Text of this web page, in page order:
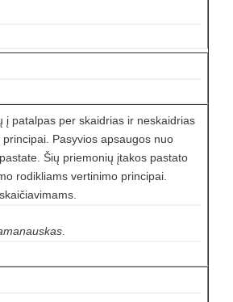
į patalpas per skaidrias ir neskaidrias
Pasyvios apsaugos nuo
Šių priemonių įtakos pastato
rodikliams vertinimo principai.